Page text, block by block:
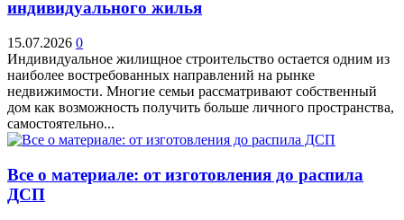
индивидуального жилья
15.07.2026 0
Индивидуальное жилищное строительство остается одним из
наиболее востребованных направлений на рынке
недвижимости. Многие семьи рассматривают собственный
дом как возможность получить больше личного пространства,
самостоятельно...
Все о материале: от изготовления до распила
ДСП